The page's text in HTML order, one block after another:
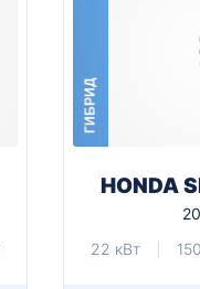
ГИБРИД
HONDA
22 кВт